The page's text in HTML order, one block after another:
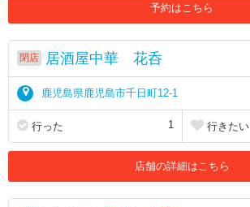
予約はこちら
閉店 居酒屋中華 花呑
鹿児島県鹿児島市千日町12-1
行った 1 行きたい
店舗の詳細はこちら